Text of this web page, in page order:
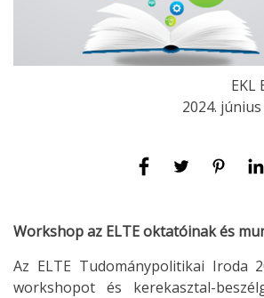
EKL
2024.
Workshop az ELTE oktatóinak és
Az ELTE Tudománypolitikai Iroda
workshopot és kerekasztal-